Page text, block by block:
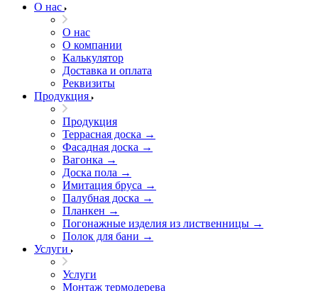
О нас
О нас
О компании
Калькулятор
Доставка и оплата
Реквизиты
Продукция
Продукция
Террасная доска →
Фасадная доска →
Вагонка →
Доска пола →
Имитация бруса →
Палубная доска →
Планкен →
Погонажные изделия из лиственницы →
Полок для бани →
Услуги
Услуги
Монтаж термодерева